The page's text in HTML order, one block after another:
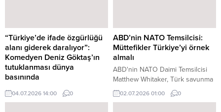
“Türkiye’de ifade özgürlüğü
alanı giderek daralıyor”:
Komedyen Deniz Göktaş’ın
tutuklanması dünya
basınında
Stand-up gösterisi ülke
gündemine oturan ve hakkında
04.07.2026 14:00 0
ABD’nin NATO Temsilcisi:
Müttefikler Türkiye’yi örnek
almalı
ABD'nin NATO Daimi Temsilcisi
Matthew Whitaker, Türk savunma
sanayisinin üretim kapasitesiyle
diğer müttefik ülkelere örnek
02.07.2026 01:00 0